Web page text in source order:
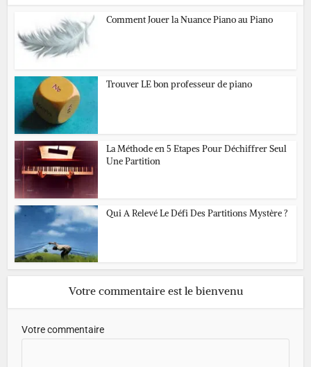
Comment Jouer la Nuance Piano au Piano
Trouver LE bon professeur de piano
La Méthode en 5 Etapes Pour Déchiffrer Seul
Une Partition
Qui A Relevé Le Défi Des Partitions Mystère ?
Votre commentaire est le bienvenu
Votre commentaire